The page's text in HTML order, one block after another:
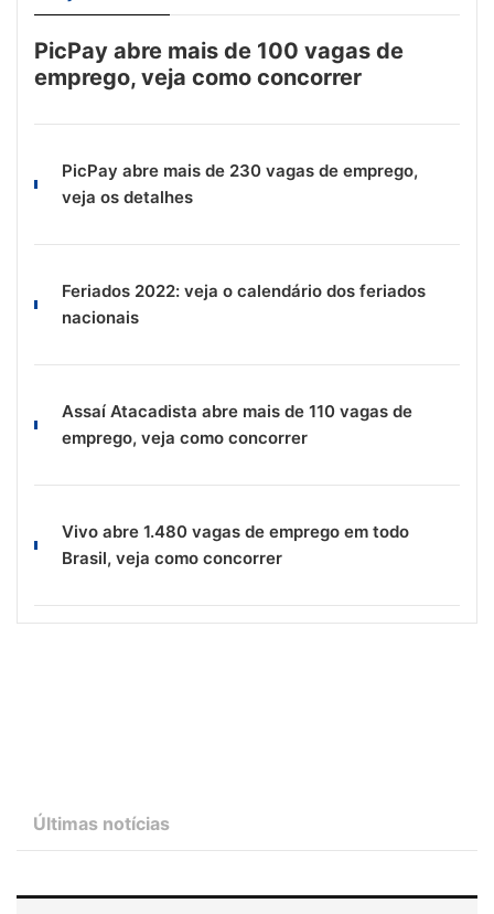
PicPay abre mais de 100 vagas de
emprego, veja como concorrer
PicPay abre mais de 230 vagas de emprego,
veja os detalhes
Feriados 2022: veja o calendário dos feriados
nacionais
Assaí Atacadista abre mais de 110 vagas de
emprego, veja como concorrer
Vivo abre 1.480 vagas de emprego em todo
Brasil, veja como concorrer
Últimas notícias